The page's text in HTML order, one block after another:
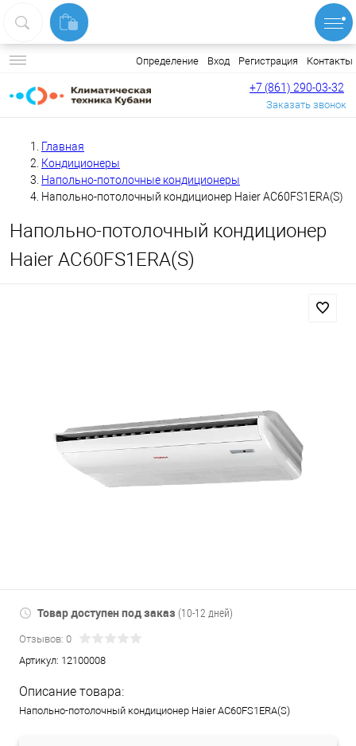
Определение Вход Регистрация Контакты
+7 (861) 290-03-32
Заказать звонок
Главная
Кондиционеры
Напольно-потолочные кондиционеры
Напольно-потолочный кондиционер Haier AC60FS1ERA(S)
Напольно-потолочный кондиционер
Haier AC60FS1ERA(S)
Товар доступен под заказ (10-12 дней)
Отзывов: 0
Артикул: 12100008
Описание товара:
Напольно-потолочный кондиционер Haier AC60FS1ERA(S)